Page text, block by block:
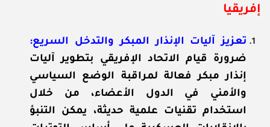
إفريقيا
تعزيز آليات الإنذار المبكر والتدخل السريع:
ضرورة قيام الاتحاد الإفريقي بتطوير آليات
إنذار مبكر فعالة لمراقبة الوضع السياسي
والأمني في الدول الأعضاء، من خلال
استخدام تقنيات علمية حديثة، يمكن التنبؤ